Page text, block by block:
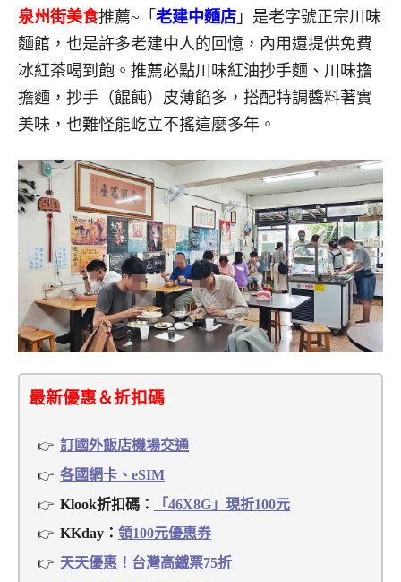
泉州街美食推薦~「 老建中麵店 」是老字號正宗川味
麵館，也是許多老建中人的回憶，內用還提供免費
冰紅茶喝到飽。推薦必點川味紅油抄手麵、川味擔
擔麵，抄手（餛飩）皮薄餡多，搭配特調醬料著實
美味，也難怪能屹立不搖這麼多年。
最新優惠＆折扣碼
訂國外飯店機場交通
各國網卡、eSIM
Klook折扣碼：
「46X8G」現折100元
KKday： 領100元優惠券
天天優惠！台灣高鐵票75折